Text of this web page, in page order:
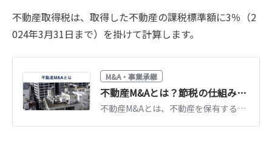
不動産取得税は、取得した不動産の課税標準額に3％（2
024年3月31日まで）を掛けて計算します。
M&A・事業承継
不動産M&Aとは？節税の仕組み・手法・注意点を図解でわかりやすく解説
不動産M&Aとは、不動産を保有する会社ごと株式譲渡する手法です。通常の不動産売買より税負担を抑えられる仕組み、スキームの種類、注意点と事例を図解で解説します。